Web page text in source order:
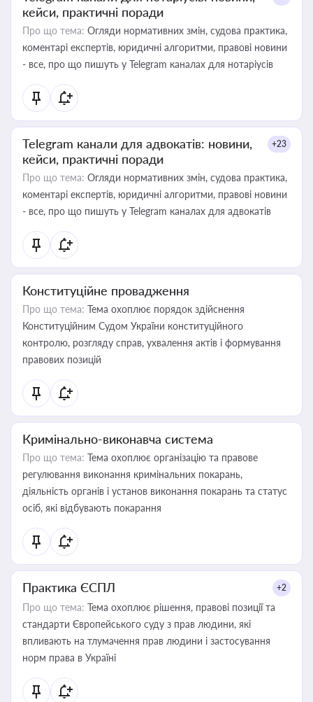
кейси, практичні поради
Про що тема: Огляди нормативних змін, судова практика,
коментарі експертів, юридичні алгоритми, правові новини
- все, про що пишуть у Telegram каналах для нотаріусів
Telegram канали для адвокатів: новини,
кейси, практичні поради
+23
Про що тема: Огляди нормативних змін, судова практика,
коментарі експертів, юридичні алгоритми, правові новини
- все, про що пишуть у Telegram каналах для адвокатів
Конституційне провадження
Про що тема: Тема охоплює порядок здійснення
Конституційним Судом України конституційного
контролю, розгляду справ, ухвалення актів і формування
правових позицій
Кримінально-виконавча система
Про що тема: Тема охоплює організацію та правове
регулювання виконання кримінальних покарань,
діяльність органів і установ виконання покарань та статус
осіб, які відбувають покарання
Практика ЄСПЛ +2
Про що тема: Тема охоплює рішення, правові позиції та
стандарти Європейського суду з прав людини, які
впливають на тлумачення прав людини і застосування
норм права в Україні